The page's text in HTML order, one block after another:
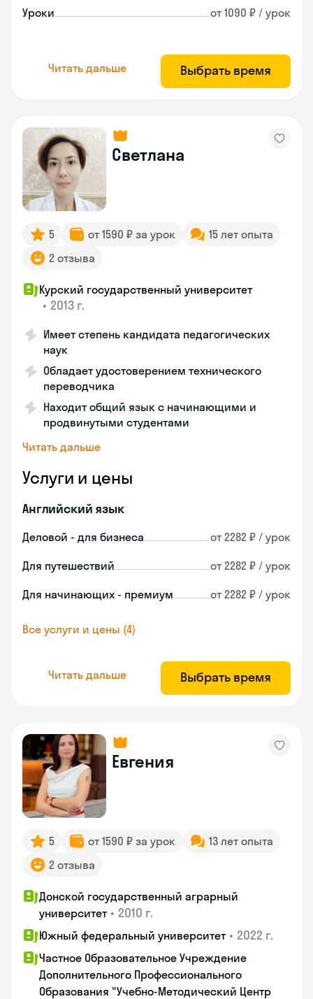
Уроки от 1090 ₽ / урок
Читать дальше Выбрать время
Светлана
5 от 1590 ₽ за урок
15 лет опыта
2 отзыва
Курский государственный университет
• 2013 г.
Имеет степень кандидата педагогических
наук
Обладает удостоверением технического
переводчика
Находит общий язык с начинающими и
продвинутыми студентами
Читать дальше
Услуги и цены
Английский язык
Деловой - для бизнеса от 2282 ₽ / урок
Для путешествий от 2282 ₽ / урок
Для начинающих - премиум от 2282 ₽ / урок
Все услуги и цены (4)
Читать дальше Выбрать время
Евгения
5 от 1590 ₽ за урок
13 лет опыта
2 отзыва
Донской государственный аграрный
университет • 2010 г.
Южный федеральный университет • 2022 г.
Частное Образовательное Учреждение
Дополнительного Профессионального
Образования "Учебно-Методический Центр